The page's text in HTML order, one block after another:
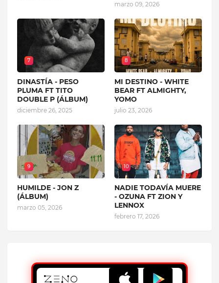
marzo 09, 2026
7
DINASTÍA - PESO
PLUMA FT TITO
DOUBLE P (ÁLBUM)
diciembre 26, 2025
8
MI DESTINO - WHITE
BEAR FT ALMIGHTY,
YOMO
julio 23, 2026
9
HUMILDE - JON Z
(ÁLBUM)
marzo 05, 2026
10
NADIE TODAVÍA MUERE
- OZUNA FT ZION Y
LENNOX
febrero 17, 2026